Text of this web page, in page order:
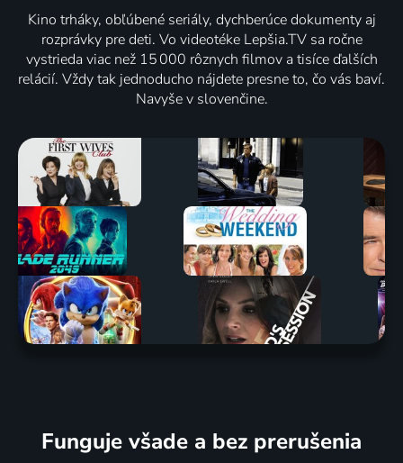
Kino trháky, obľúbené seriály, dychberúce dokumenty aj
rozprávky pre deti. Vo videotéke Lepšia.TV sa ročne
vystrieda viac než 15 000 rôznych filmov a tisíce ďalších
relácií. Vždy tak jednoducho nájdete presne to, čo vás baví.
Navyše v slovenčine.
Funguje všade a bez prerušenia